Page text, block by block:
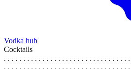
Vodka hub
Cocktails
. . . . . . . . . . . . . . . . . . . . . . . . . . . . . . . .
. . . . . . . . . . . . . . . . . . . . . . . . . . . . . . . .